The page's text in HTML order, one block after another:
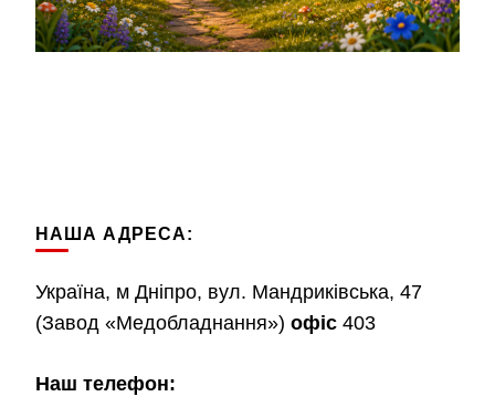
НАША АДРЕСА:
Україна, м Дніпро, вул. Мандриківська, 47
(Завод «Медобладнання») офіс 403
Наш телефон: